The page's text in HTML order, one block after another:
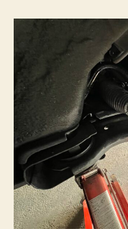
ニ
グ
へ
の